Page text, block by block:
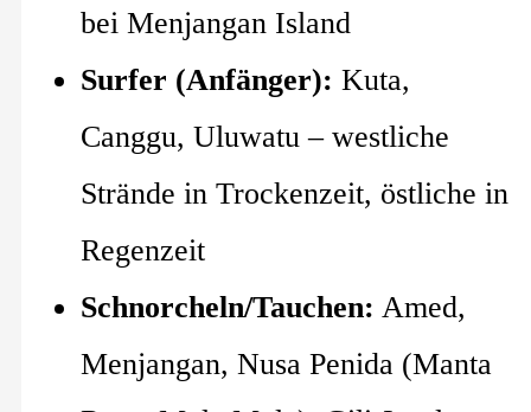
bei Menjangan Island
Surfer (Anfänger): Kuta,
Canggu, Uluwatu – westliche
Strände in Trockenzeit, östliche in
Regenzeit
Schnorcheln/Tauchen: Amed,
Menjangan, Nusa Penida (Manta